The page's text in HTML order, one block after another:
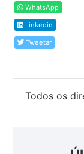
WhatsApp
Linkedin
Tweetar
Todos os